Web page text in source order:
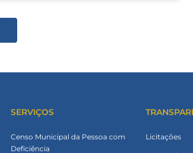
SERVIÇOS
Censo Municipal da Pessoa com
Deficiência
Licitações